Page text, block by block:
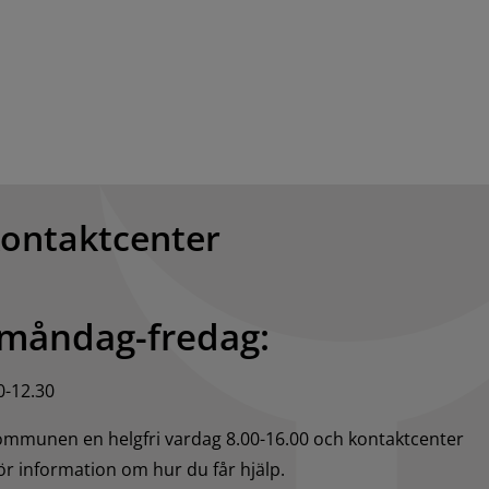
fredag:
12.30
en helgfri vardag 8.00-16.00 och kontaktcenter
information om hur du får hjälp.